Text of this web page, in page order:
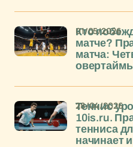
Кто
матче?
матча:
01/05/2026
Теннис
10is.ru.
тенниса
начинает
28/04/2026